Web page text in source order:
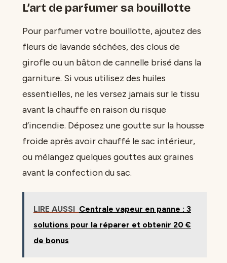
L’art de parfumer sa bouillotte
Pour parfumer votre bouillotte, ajoutez des
fleurs de lavande séchées, des clous de
girofle ou un bâton de cannelle brisé dans la
garniture. Si vous utilisez des huiles
essentielles, ne les versez jamais sur le tissu
avant la chauffe en raison du risque
d’incendie. Déposez une goutte sur la housse
froide après avoir chauffé le sac intérieur,
ou mélangez quelques gouttes aux graines
avant la confection du sac.
LIRE AUSSI Centrale vapeur en panne : 3
solutions pour la réparer et obtenir 20 €
de bonus